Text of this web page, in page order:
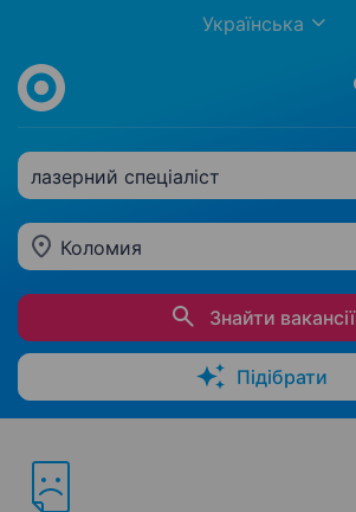
Українська
лазерний спеціаліст
Коломия
Знайти вакансії
Підібрати